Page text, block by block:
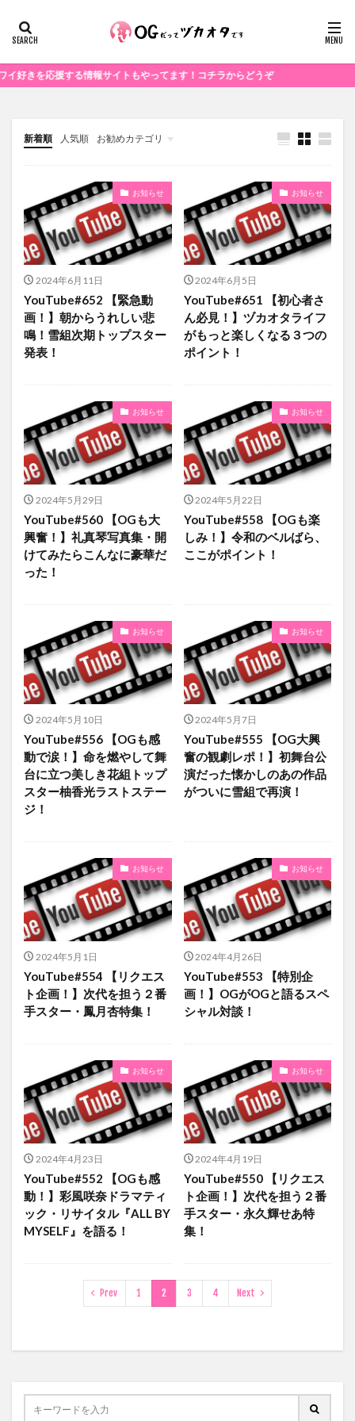
応援する情報サイトもやってます！コチラからどうぞ
新着順 人気順 お勧めカテゴリ
未分類
お知らせ
2024年6月11日
YouTube#652 【緊急動
画！】朝からうれしい悲
鳴！雪組次期トップスター
発表！
お知らせ
2024年6月5日
YouTube#651 【初心者さ
ん必見！】ヅカオタライフ
がもっと楽しくなる３つの
ポイント！
お知らせ
2024年5月29日
YouTube#560 【OGも大
興奮！】礼真琴写真集・開
けてみたらこんなに豪華だ
った！
お知らせ
2024年5月22日
YouTube#558 【OGも楽
しみ！】令和のベルばら、
ここがポイント！
お知らせ
2024年5月10日
YouTube#556 【OGも感
動で涙！】命を燃やして舞
台に立つ美しき花組トップ
スター柚香光ラストステー
ジ！
お知らせ
2024年5月7日
YouTube#555 【OG大興
奮の観劇レポ！】初舞台公
演だった懐かしのあの作品
がついに雪組で再演！
お知らせ
2024年5月1日
YouTube#554 【リクエス
ト企画！】次代を担う２番
手スター・鳳月杏特集！
お知らせ
2024年4月26日
YouTube#553 【特別企
画！】OGがOGと語るスペ
シャル対談！
お知らせ
2024年4月23日
YouTube#552 【OGも感
動！】彩風咲奈ドラマティ
ック・リサイタル『ALL BY
MYSELF』を語る！
お知らせ
2024年4月19日
YouTube#550 【リクエス
ト企画！】次代を担う２番
手スター・永久輝せあ特
集！
Prev 1 2 3 4 Next